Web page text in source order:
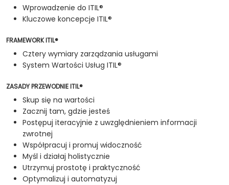
Wprowadzenie do ITIL®
Kluczowe koncepcje ITIL®
FRAMEWORK ITIL®
Cztery wymiary zarządzania usługami
System Wartości Usług ITIL®
ZASADY PRZEWODNIE ITIL®
Skup się na wartości
Zacznij tam, gdzie jesteś
Postępuj iteracyjnie z uwzględnieniem informacji
zwrotnej
Współpracuj i promuj widoczność
Myśl i działaj holistycznie
Utrzymuj prostotę i praktyczność
Optymalizuj i automatyzuj